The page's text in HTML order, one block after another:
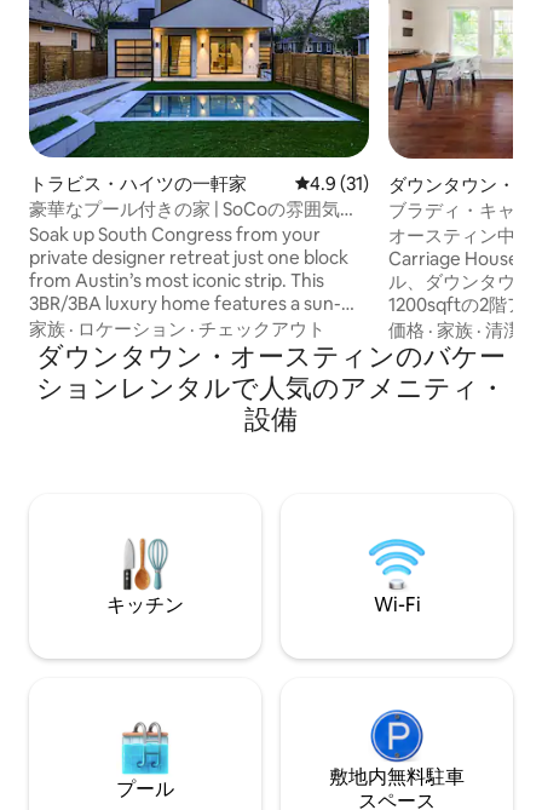
トラビス・ハイツの一軒家 レビュー31件、5つ星中4.9つ
4.9 (31)
豪華なプール付きの家 | SoCoの雰囲気ま
で1ブロック
Soak up South Congress from your
private designer retreat just one block
from Austin’s most iconic strip. This
3BR/3BA luxury home features a sun-
filled open layout, chef’s kitchen, spa-
style baths, and a private backyard oasis
with a pool...perfect for morning dips or
late-night hangs. Steps from the city’s
best dining, vintage shops, and live
家族 · ロケーション · チェックアウト
ダウンタウン・オ
ンの離れ
ブラディ・キャリ
ウンの静かな隠れ
オースティン中心
Carriage House テキサス大学、キャピト
ル、ダウンタウン
1200sqftの2階ア
の中心部にある静
広々とした主寝室
ム、設備の整った
ビングエリアを
Airbnbのサービス
す。
価格 ·家族 ·清潔さ
ダウンタウン・オースティンのバケー
ションレンタルで人気のアメニティ・
設備
キッチン Wi-Fi
プール
敷地内無料駐⁠車
ス⁠ペ⁠ー⁠ス